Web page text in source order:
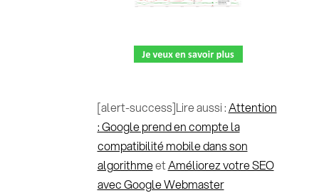
[alert-success]Lire aussi :Attention
: Google prend en compte la
compatibilité mobile dans son
algorithmeetAméliorez votre SEO
avec Google Webmaster